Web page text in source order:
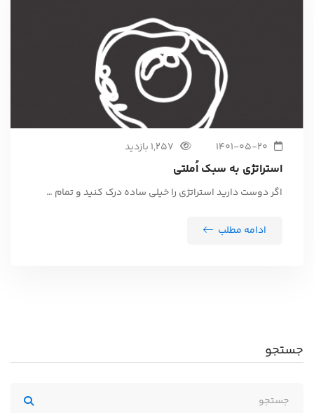
1401-05-20 1,257 بازدید
استراتژی به سبک اُملتی
اگر دوست دارید استراتژی را خیلی ساده درک کنید و تمام …
ادامه مطلب
جستجو